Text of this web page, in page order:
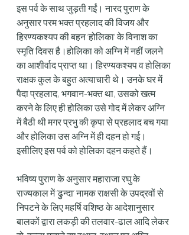
इस पर्व के साथ जुड़ती गईं। नारद पुराण के
अनुसार परम भक्त प्रहलाद की विजय और
हिरण्यकश्यप की बहन ‘होलिका’ के विनाश का
स्मृति दिवस है।होलिका को अग्नि में नहीं जलने
का आशीर्वाद प्राप्त था। हिरण्यकश्यप व होलिका
राक्षक कुल के बहुत अत्याचारी थे। उनके घर में
पैदा प्रहलाद, भगवान-भक्त था, उसको खत्म
करने के लिए ही होलिका उसे गोद में लेकर अग्नि
में बैठी थी मगर प्रभु की कृपा से प्रहलाद बच गया
और होलिका उस अग्नि में ही दहन हो गई।
इसीलिए इस पर्व को होलिका दहन कहते हैं।
भविष्य पुराण के अनुसार महाराजा रघु के
राज्यकाल में ‘ढुन्दा’ नामक राक्षसी के उपद्रवों से
निपटने के लिए महर्षि वशिष्ठ के आदेशानुसार
बालकों द्वारा लकड़ी की तलवार-ढाल आदि लेकर